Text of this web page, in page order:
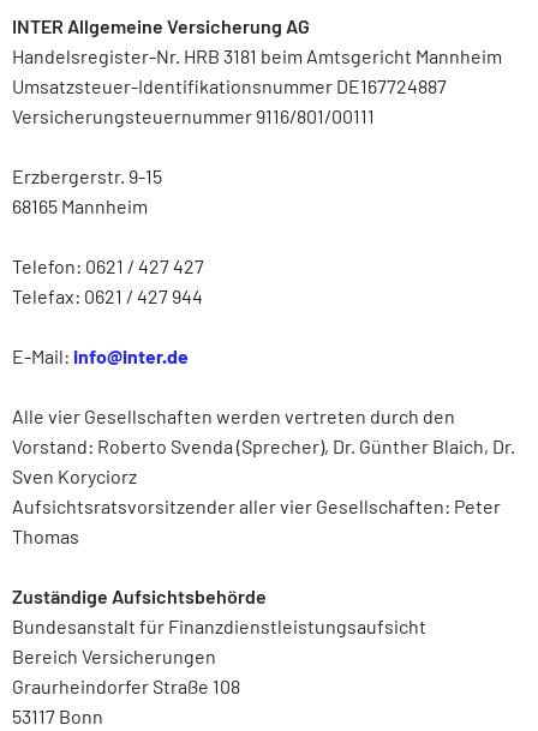
INTER Allgemeine Versicherung AG
Handelsregister-Nr. HRB 3181 beim Amtsgericht Mannheim
Umsatzsteuer-Identifikationsnummer DE167724887
Versicherungsteuernummer 9116/801/00111
Erzbergerstr. 9-15
68165 Mannheim
Telefon: 0621 / 427 427
Telefax: 0621 / 427 944
E-Mail: info@inter.de
Alle vier Gesellschaften werden vertreten durch den
Vorstand: Roberto Svenda (Sprecher), Dr. Günther Blaich, Dr.
Sven Koryciorz
Aufsichtsratsvorsitzender aller vier Gesellschaften: Peter
Thomas
Zuständige Aufsichtsbehörde
Bundesanstalt für Finanzdienstleistungsaufsicht
Bereich Versicherungen
Graurheindorfer Straße 108
53117 Bonn